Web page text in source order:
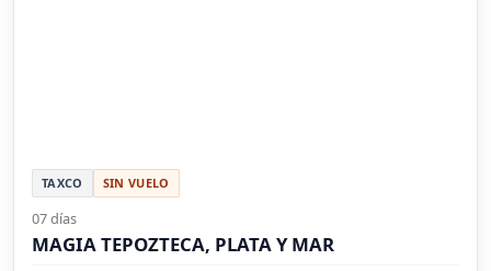
TAXCO SIN VUELO
07 días
MAGIA TEPOZTECA, PLATA Y MAR